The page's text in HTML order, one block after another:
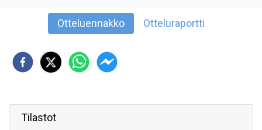
Otteluennakko Otteluraportti
Tilastot